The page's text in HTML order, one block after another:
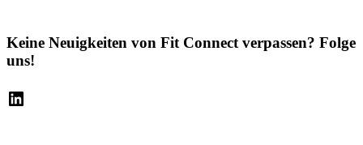
Keine Neuigkeiten von Fit Connect verpassen? Folge
uns!
LinkedIn